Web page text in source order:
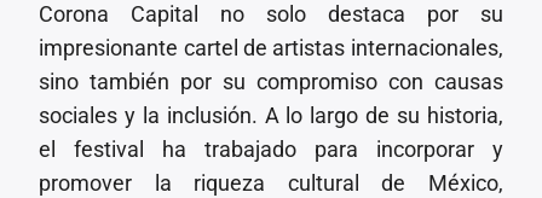
Corona Capital no solo destaca por su
impresionante cartel de artistas internacionales,
sino también por su compromiso con causas
sociales y la inclusión. A lo largo de su historia,
el festival ha trabajado para incorporar y
promover la riqueza cultural de México,